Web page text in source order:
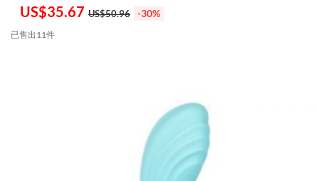
US$35.67 US$50.96 -30%
已售出11件